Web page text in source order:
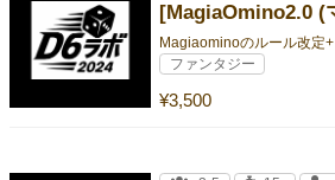
[MagiaOmino2.0 (
¥3,500
ファンタジー